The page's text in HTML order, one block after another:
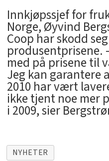
Innkjøpssjef for
Norge, Øyvind
Coop har skodd
produsentprisene.
med på prisene til
Jeg kan garantere
2010 har vært
ikke tjent noe mer
i 2009, sier
NYHETER